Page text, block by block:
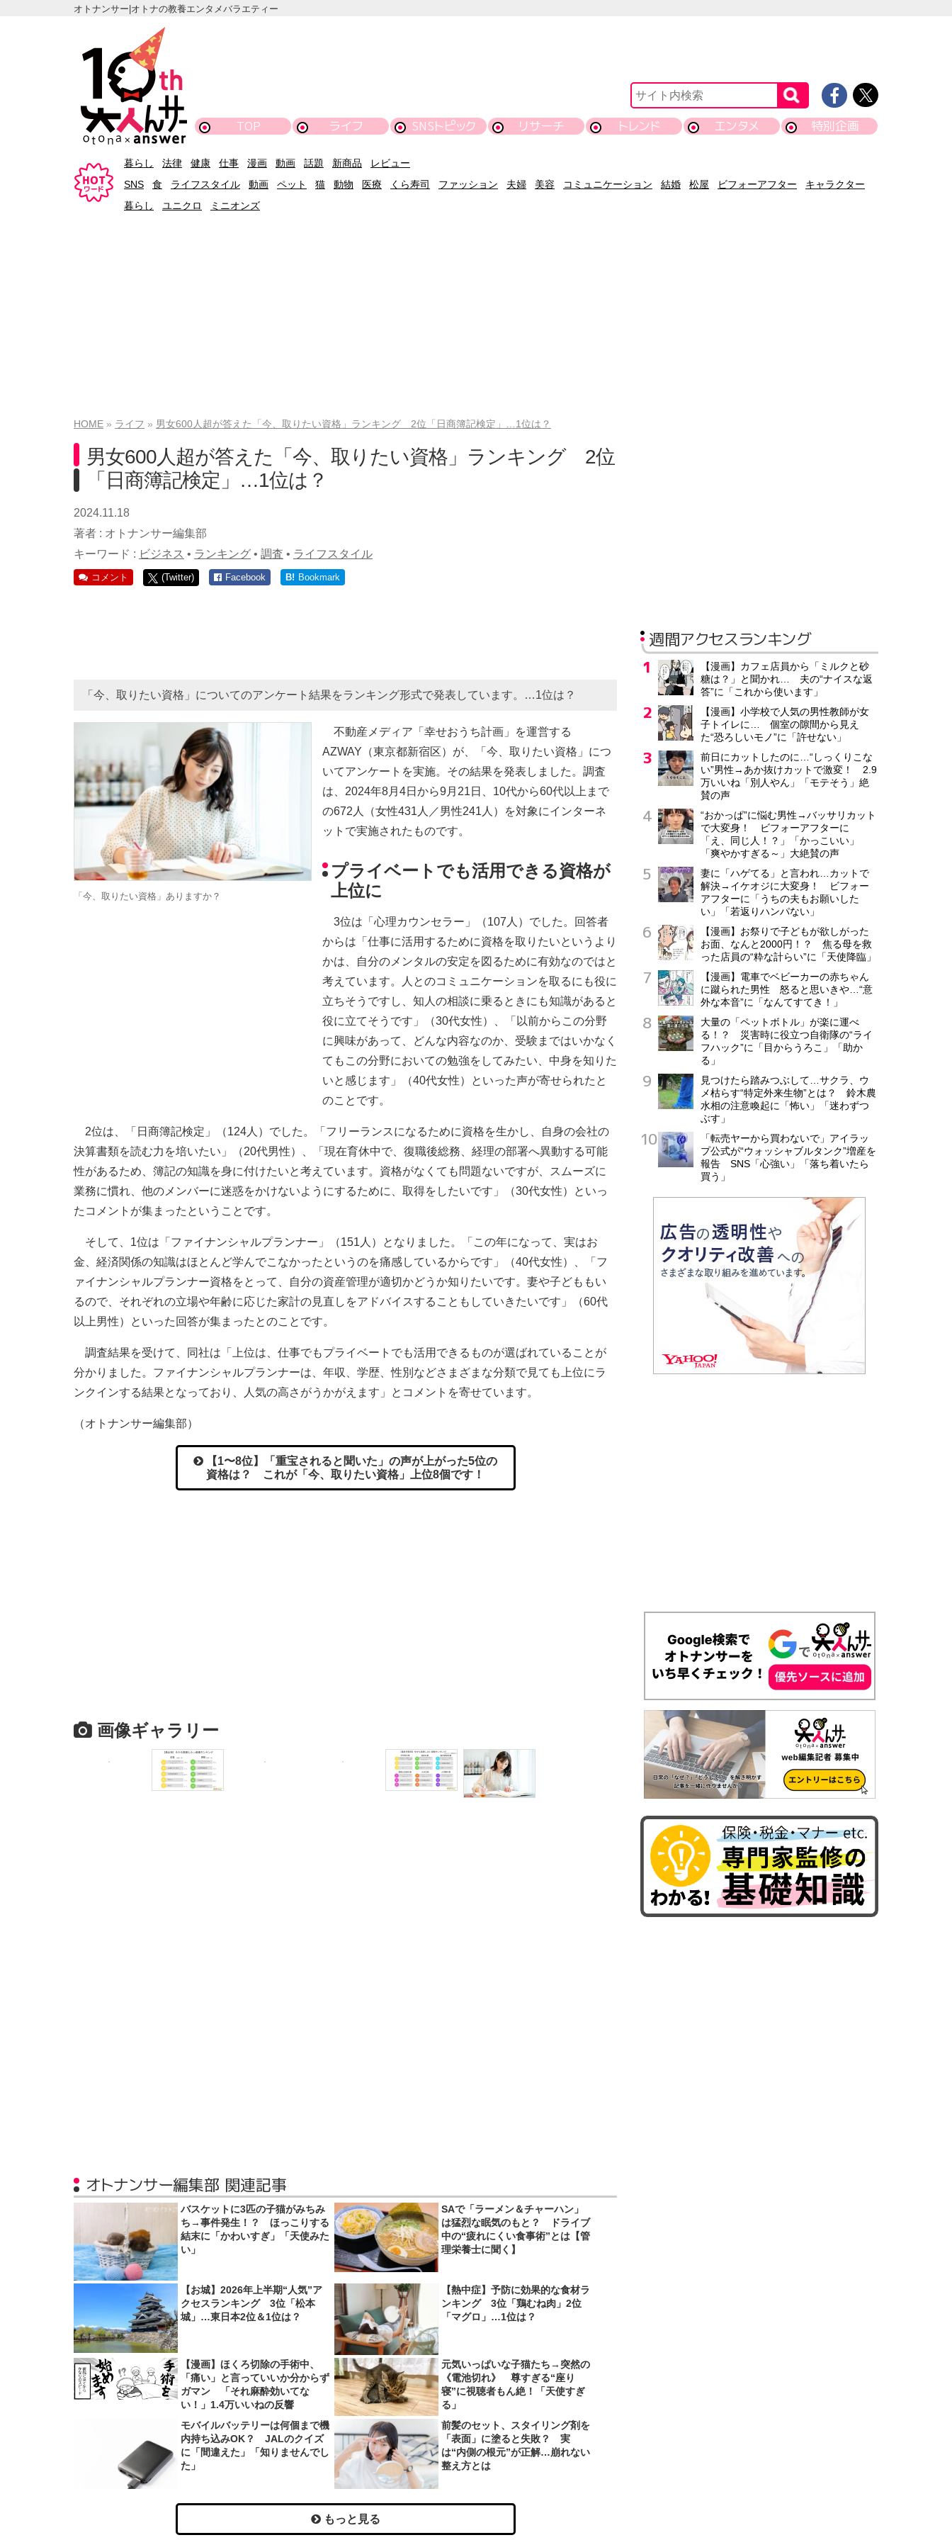
オトナンサー|オトナの教養エンタメバラエティー
TOP ライフ SNSトピック リサーチ トレンド エンタメ 特別企画
暮らし 法律 健康 仕事 漫画 動画 話題 新商品
レビュー
SNS
食 ライフスタイル 動画 ペット 猫 動物 医療 くら寿司 ファッション 夫婦 美容 コミュニケーション 結婚 松屋 ビフォーアフター
キャラクター
暮らし
ユニクロ ミニオンズ
HOME ライフ 男女600人超が答えた「今、取りたい資格」ランキング 2位「日商簿記検定」…1位は？
男女600人超が答えた「今、取りたい資格」ランキング 2位
「日商簿記検定」…1位は？
2024.11.18
著者 : オトナンサー編集部
キーワード : ビジネス • ランキング • 調査 • ライフスタイル
コメント (Twitter) Facebook B! Bookmark
「今、取りたい資格」についてのアンケート結果をランキング形式で発表しています。…1位は？
「今、取りたい資格」ありますか？
不動産メディア「幸せおうち計画」を運営する
AZWAY（東京都新宿区）が、「今、取りたい資格」につ
いてアンケートを実施。その結果を発表しました。調査
は、2024年8月4日から9月21日、10代から60代以上まで
の672人（女性431人／男性241人）を対象にインターネ
ットで実施されたものです。
プライベートでも活用できる資格が
上位に
3位は「心理カウンセラー」（107人）でした。回答者
からは「仕事に活用するために資格を取りたいというより
かは、自分のメンタルの安定を図るために有効なのではと
考えています。人とのコミュニケーションを取るにも役に
立ちそうですし、知人の相談に乗るときにも知識があると
役に立てそうです」（30代女性）、「以前からこの分野
に興味があって、どんな内容なのか、受験まではいかなく
てもこの分野においての勉強をしてみたい、中身を知りた
いと感じます」（40代女性）といった声が寄せられたと
のことです。
2位は、「日商簿記検定」（124人）でした。「フリーランスになるために資格を生かし、自身の会社の
決算書類を読む力を培いたい」（20代男性）、「現在育休中で、復職後総務、経理の部署へ異動する可能
性があるため、簿記の知識を身に付けたいと考えています。資格がなくても問題ないですが、スムーズに
業務に慣れ、他のメンバーに迷惑をかけないようにするために、取得をしたいです」（30代女性）といっ
たコメントが集まったということです。
そして、1位は「ファイナンシャルプランナー」（151人）となりました。「この年になって、実はお
金、経済関係の知識はほとんど学んでこなかったというのを痛感しているからです」（40代女性）、「フ
ァイナンシャルプランナー資格をとって、自分の資産管理が適切かどうか知りたいです。妻や子どももい
るので、それぞれの立場や年齢に応じた家計の見直しをアドバイスすることもしていきたいです」（60代
以上男性）といった回答が集まったとのことです。
調査結果を受けて、同社は「上位は、仕事でもプライベートでも活用できるものが選ばれていることが
分かりました。ファイナンシャルプランナーは、年収、学歴、性別などさまざまな分類で見ても上位にラ
ンクインする結果となっており、人気の高さがうかがえます」とコメントを寄せています。
（オトナンサー編集部）
【1〜8位】「重宝されると聞いた」の声が上がった5位の
資格は？ これが「今、取りたい資格」上位8個です！
画像ギャラリー
オトナンサー編集部 関連記事
バスケットに3匹の子猫がみちみ
ち→事件発生！？ ほっこりする
結末に「かわいすぎ」「天使みた
い」
SAで「ラーメン＆チャーハン」
は猛烈な眠気のもと？ ドライブ
中の“疲れにくい食事術”とは【管
理栄養士に聞く】
【お城】2026年上半期“人気”ア
クセスランキング 3位「松本
城」…東日本2位＆1位は？
【熱中症】予防に効果的な食材ラ
ンキング 3位「鶏むね肉」2位
「マグロ」…1位は？
【漫画】ほくろ切除の手術中、
「痛い」と言っていいか分からず
ガマン 「それ麻酔効いてな
い！」1.4万いいねの反響
元気いっぱいな子猫たち→突然の
《電池切れ》 尊すぎる“座り
寝”に視聴者もん絶！「天使すぎ
る」
モバイルバッテリーは何個まで機
内持ち込みOK？ JALのクイズ
に「間違えた」「知りませんでし
た」
前髪のセット、スタイリング剤を
「表面」に塗ると失敗？ 実
は“内側の根元”が正解…崩れない
整え方とは
もっと見る
週間アクセスランキング
【漫画】カフェ店員から「ミルクと砂
糖は？」と聞かれ… 夫の“ナイスな返
答”に「これから使います」
【漫画】小学校で人気の男性教師が女
子トイレに… 個室の隙間から見え
た“恐ろしいモノ”に「許せない」
前日にカットしたのに…“しっくりこな
い”男性→あか抜けカットで激変！ 2.9
万いいね「別人やん」「モテそう」絶
賛の声
“おかっぱ”に悩む男性→バッサリカット
で大変身！ ビフォーアフターに
「え、同じ人！？」「かっこいい」
「爽やかすぎる～」大絶賛の声
妻に「ハゲてる」と言われ…カットで
解決→イケオジに大変身！ ビフォー
アフターに「うちの夫もお願いした
い」「若返りハンパない」
【漫画】お祭りで子どもが欲しがった
お面、なんと2000円！？ 焦る母を救
った店員の“粋な計らい”に「天使降臨」
【漫画】電車でベビーカーの赤ちゃん
に蹴られた男性 怒ると思いきや…“意
外な本音”に「なんてすてき！」
大量の「ペットボトル」が楽に運べ
る！？ 災害時に役立つ自衛隊の“ライ
フハック”に「目からうろこ」「助か
る」
見つけたら踏みつぶして…サクラ、ウ
メ枯らす“特定外来生物”とは？ 鈴木農
水相の注意喚起に「怖い」「迷わずつ
ぶす」
「転売ヤーから買わないで」アイラッ
プ公式が“ウォッシャブルタンク”増産を
報告 SNS「心強い」「落ち着いたら
買う」